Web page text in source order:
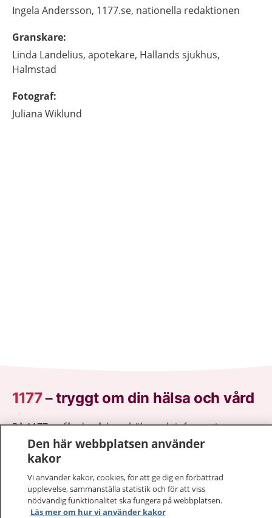
Ingela Andersson, 1177.se, nationella redaktionen
Granskare:
Linda Landelius, apotekare, Hallands sjukhus,
Halmstad
Fotograf:
Juliana Wiklund
1177–tryggt om din hälsa och vård
På 1177.se får du råd om hälsa och information om
sjukdomar och vilka mottagningar du kan kontakta.
Logga in för att läsa din journal och göra dina
sjukvårdsrådgivning dygnet runt.
1177 ger dig råd när du vill må bättre.
Den här webbplatsen använder
kakor
Vi använder kakor, cookies, för att ge dig en förbättrad
upplevelse, sammanställa statistik och för att viss
nödvändig funktionalitet ska fungera på webbplatsen.
Läs mer om hur vi använder kakor